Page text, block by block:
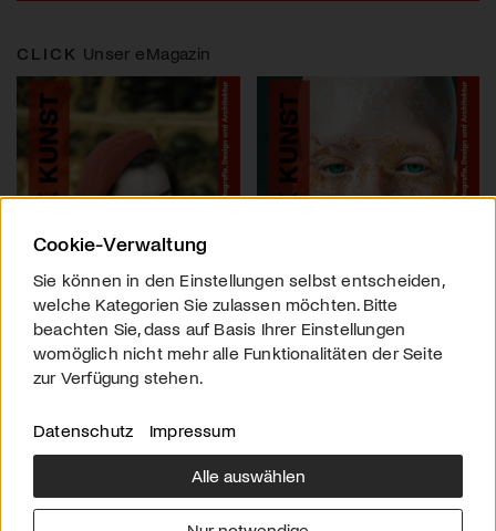
CLICK Unser eMagazin
Über uns
Downloads
Impressum
Cookie-Verwaltung
Sie können in den Einstellungen selbst entscheiden,
welche Kategorien Sie zulassen möchten. Bitte
beachten Sie, dass auf Basis Ihrer Einstellungen
womöglich nicht mehr alle Funktionalitäten der Seite
zur Verfügung stehen.
Datenschutz Impressum
Alle auswählen